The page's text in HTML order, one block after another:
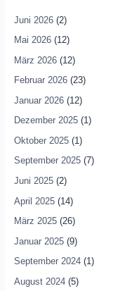
Juni 2026(2)
Mai 2026(12)
März 2026(12)
Februar 2026(23)
Januar 2026(12)
Dezember 2025(1)
Oktober 2025(1)
September 2025(7)
Juni 2025(2)
April 2025(14)
März 2025(26)
Januar 2025(9)
September 2024(1)
August 2024(5)